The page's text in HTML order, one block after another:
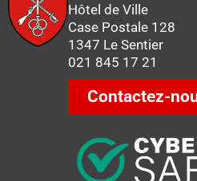
Hôtel de Ville
Case Postale 128
1347 Le Sentier
021 845 17 21
Contactez-